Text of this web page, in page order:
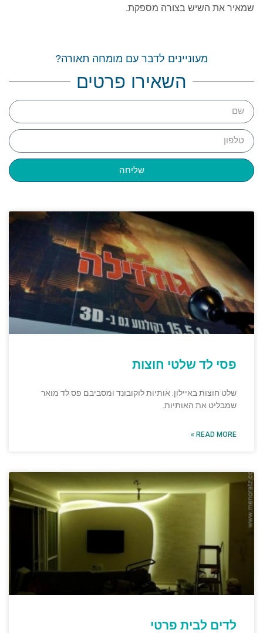
שמאיר את השיש בצורה מספקת.
מעוניינים לדבר עם מומחה תאורה?
השאירו פרטים
שליחה
פסי לד שלטי חוצות
שלט חוצות באיילון. אותיות לוקובונד ומסביבם פס לד מואר
שמבליט את האותיות.
READ MORE »
לדים לבית פרטי